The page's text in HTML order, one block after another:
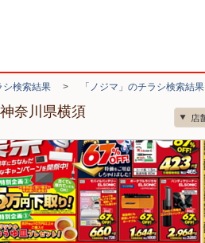
シ検索結果 > 「ノジマ」のチラシ検索結果
奈川県横須